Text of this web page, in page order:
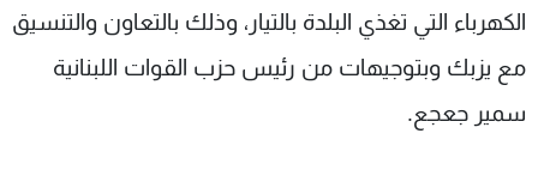
الكهرباء التي تغذي البلدة بالتيار، وذلك بالتعاون والتنسيق
مع يزبك وبتوجيهات من رئيس حزب القوات اللبنانية
سمير جعجع.